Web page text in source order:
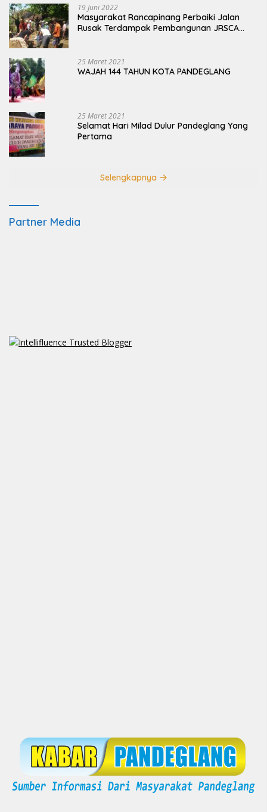
19 Juni 2022
Masyarakat Rancapinang Perbaiki Jalan
Rusak Terdampak Pembangunan JRSCA
25 Maret 2021
WAJAH 144 TAHUN KOTA PANDEGLANG
25 Maret 2021
Selamat Hari Milad Dulur Pandeglang Yang
Pertama
Selengkapnya
Partner Media